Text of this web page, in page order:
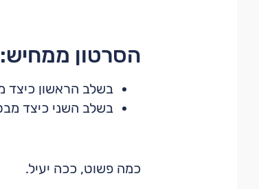
הסרטון ממחיש:
בשלב הראשון כיצד
בשלב השני כיצד
כמה פשוט, ככה יעיל.